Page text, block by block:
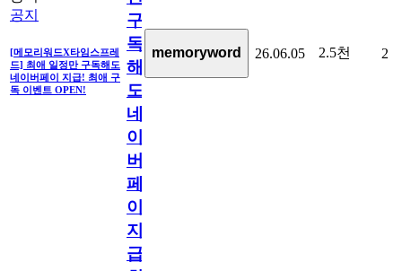
공지
[메모리워드X타임스프레
드] 최애 일정만 구독해도
네이버페이 지급! 최애 구
독 이벤트 OPEN!
구
독
해
도
네
이
버
페
이
지
급!
memoryword 26.06.05 2.5천 2